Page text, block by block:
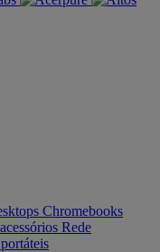
Chromebooks
Rede